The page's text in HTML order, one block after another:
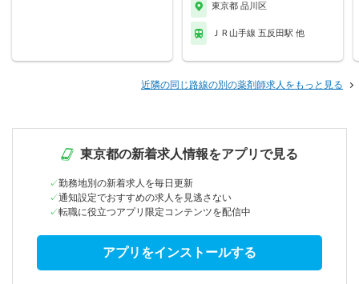
東京都 品川区
ＪＲ山手線 五反田駅 他
近隣の同じ路線の別の薬剤師求人をもっと見る
東京都の新着求人情報をアプリで見る
勤務地別の新着求人を毎日更新
通知設定でおすすめの求人を見逃さない
転職に役立つアプリ限定コンテンツを配信中
アプリをインストールする